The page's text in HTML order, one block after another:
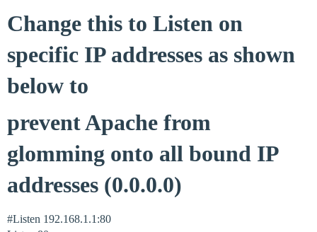
Change this to Listen on
specific IP addresses as shown
below to
prevent Apache from
glomming onto all bound IP
addresses (0.0.0.0)
#Listen 192.168.1.1:80